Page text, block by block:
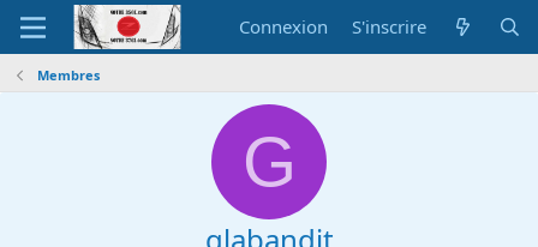
Connexion S'inscrire
Membres
G